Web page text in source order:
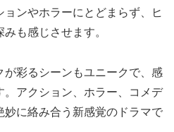
ンやホラーにとどまらず、ヒ
も感じさせます。
が彩るシーンもユニークで、感
アクション、ホラー、コメデ
妙に絡み合う新感覚のドラマで